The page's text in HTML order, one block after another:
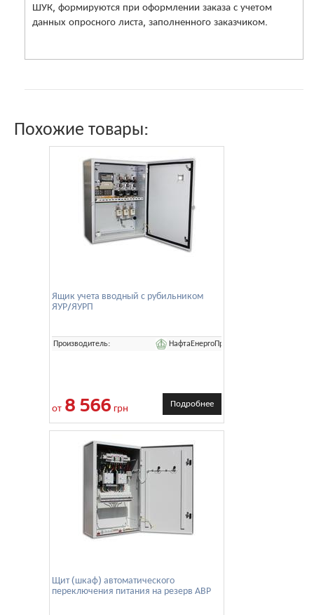
ШУК, формируются при оформлении заказа с учетом
данных опросного листа, заполненного заказчиком.
Похожие товары:
Ящик учета вводный с рубильником
ЯУР/ЯУРП
Производитель: НафтаЕнергоПром
от 8 566 грн Подробнее
Щит (шкаф) автоматического
переключения питания на резерв АВР